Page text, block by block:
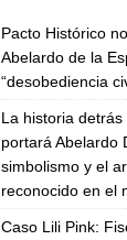
Pacto Histórico
Abelardo de la
“desobediencia
La historia
portará Abelardo
simbolismo y el
reconocido en el
Caso Lili Pink: